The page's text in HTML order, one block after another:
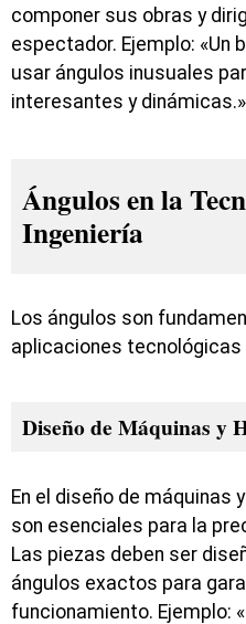
componer sus obras y
espectador. Ejemplo:
usar ángulos inusuales
interesantes y dinámicas.»
Ángulos en la
Ingeniería
Los ángulos son
aplicaciones tecnológicas
Diseño de Máquinas y
En el diseño de máquinas
son esenciales para la
Las piezas deben ser
ángulos exactos para
funcionamiento. Ejemplo: